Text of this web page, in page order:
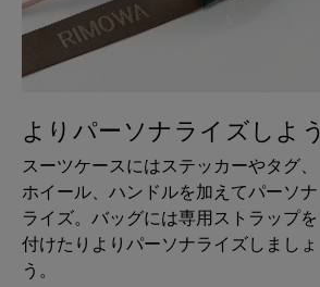
よりパーソナライズしよう
スーツケースにはステッカーやタグ、
ホイール、ハンドルを加えてパーソナ
ライズ。バッグには専用ストラップを
付けたりよりパーソナライズしましょ
う。